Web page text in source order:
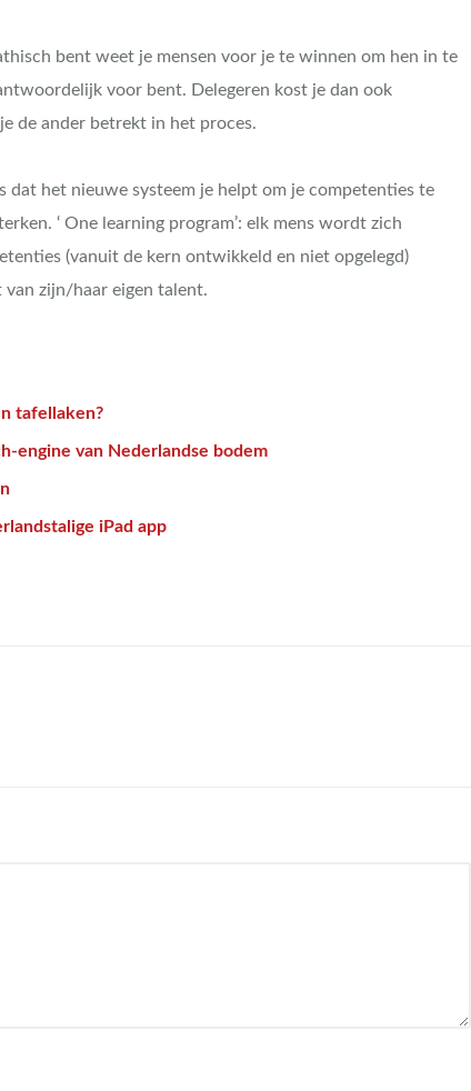
bent weet je mensen voor je te winnen om hen in te
voor bent. Delegeren kost je dan ook
de ander betrekt in het proces.
dat het nieuwe systeem je helpt om je competenties te
‘ One learning program’: elk mens wordt zich
(vanuit de kern ontwikkeld en niet opgelegd)
zijn/haar eigen talent.
tafellaken?
engine van Nederlandse bodem
iPad app